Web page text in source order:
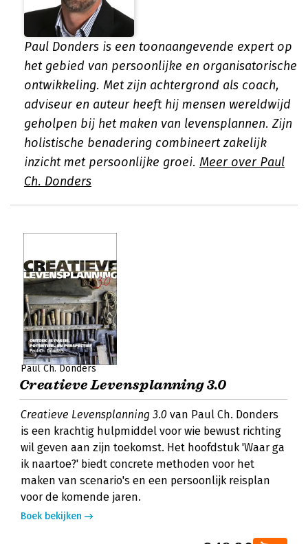
Paul Donders is een toonaangevende expert op
het gebied van persoonlijke en organisatorische
ontwikkeling. Met zijn achtergrond als coach,
adviseur en auteur heeft hij mensen wereldwijd
geholpen bij het maken van levensplannen. Zijn
holistische benadering combineert zakelijk
inzicht met persoonlijke groei. Meer over Paul
Ch. Donders
Paul Ch. Donders
Creatieve Levensplanning 3.0
Creatieve Levensplanning 3.0 van Paul Ch. Donders
is een krachtig hulpmiddel voor wie bewust richting
wil geven aan zijn toekomst. Het hoofdstuk 'Waar ga
ik naartoe?' biedt concrete methoden voor het
maken van scenario's en een persoonlijk reisplan
voor de komende jaren.
Boek bekijken